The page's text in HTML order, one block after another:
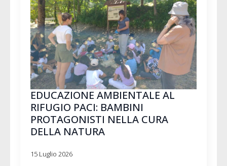
EDUCAZIONE AMBIENTALE AL
RIFUGIO PACI: BAMBINI
PROTAGONISTI NELLA CURA
DELLA NATURA
15 Luglio 2026